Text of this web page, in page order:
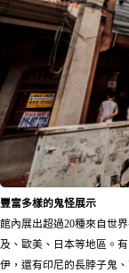
豐富多樣的鬼怪展示
館內展出超過20種來自世
及、歐美、日本等地區。
伊，還有印尼的長脖子鬼